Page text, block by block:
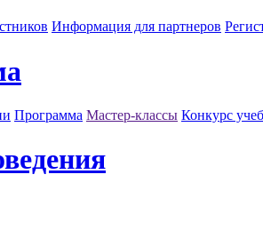
Информация для партнеров
Программа Мастер-классы Конкурс